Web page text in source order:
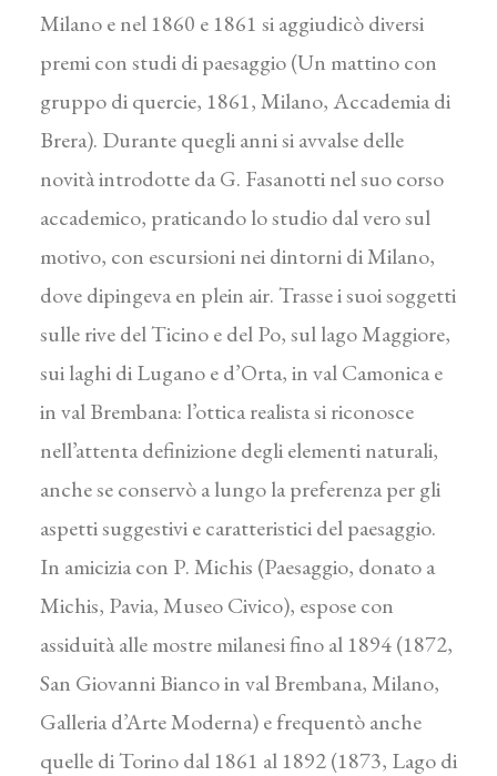
Milano e nel 1860 e 1861 si aggiudicò diversi
premi con studi di paesaggio (Un mattino con
gruppo di quercie, 1861, Milano, Accademia di
Brera). Durante quegli anni si avvalse delle
novità introdotte da G. Fasanotti nel suo corso
accademico, praticando lo studio dal vero sul
motivo, con escursioni nei dintorni di Milano,
dove dipingeva en plein air. Trasse i suoi soggetti
sulle rive del Ticino e del Po, sul lago Maggiore,
sui laghi di Lugano e d’Orta, in val Camonica e
in val Brembana: l’ottica realista si riconosce
nell’attenta definizione degli elementi naturali,
anche se conservò a lungo la preferenza per gli
aspetti suggestivi e caratteristici del paesaggio.
In amicizia con P. Michis (Paesaggio, donato a
Michis, Pavia, Museo Civico), espose con
assiduità alle mostre milanesi fino al 1894 (1872,
San Giovanni Bianco in val Brembana, Milano,
Galleria d’Arte Moderna) e frequentò anche
quelle di Torino dal 1861 al 1892 (1873, Lago di